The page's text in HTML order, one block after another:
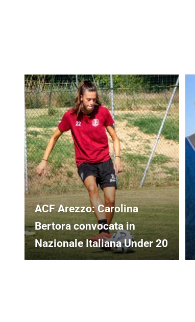
ACF Arezzo: Carolina
Bertora convocata in
Nazionale Italiana Under 20